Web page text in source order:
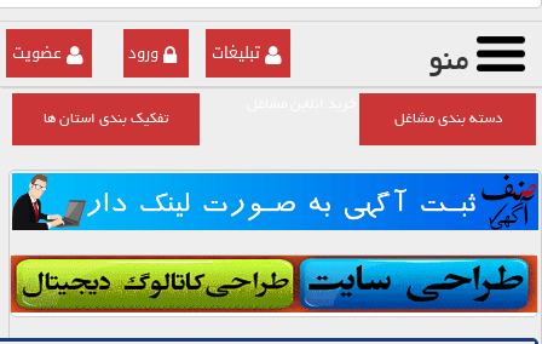
منو عضویت ورود تبلیغات
دسته بندی مشاغل
تفکیک بندی استان ها